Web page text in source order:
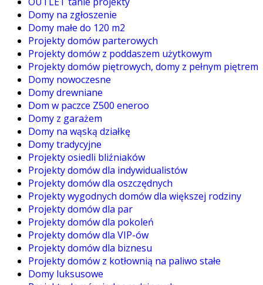
Domy na zgłoszenie
Domy małe do 120 m2
Projekty domów parterowych
Projekty domów z poddaszem użytkowym
Projekty domów piętrowych, domy z pełnym piętrem
Domy nowoczesne
Domy drewniane
Dom w paczce Z500 eneroo
Domy z garażem
Domy na wąską działkę
Domy tradycyjne
Projekty osiedli bliźniaków
Projekty domów dla indywidualistów
Projekty domów dla oszczędnych
Projekty wygodnych domów dla większej rodziny
Projekty domów dla par
Projekty domów dla pokoleń
Projekty domów dla VIP-ów
Projekty domów dla biznesu
Projekty domów z kotłownią na paliwo stałe
Domy luksusowe